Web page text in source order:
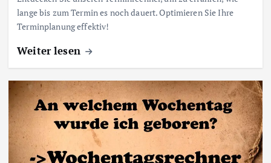
lange bis zum Termin es noch dauert. Optimieren Sie Ihre
Terminplanung effektiv!
Weiter lesen